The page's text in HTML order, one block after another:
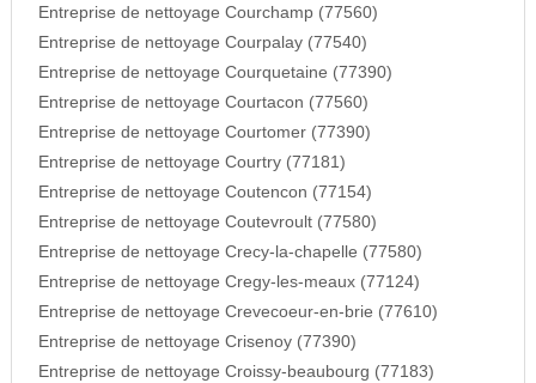
Entreprise de nettoyage Courchamp (77560)
Entreprise de nettoyage Courpalay (77540)
Entreprise de nettoyage Courquetaine (77390)
Entreprise de nettoyage Courtacon (77560)
Entreprise de nettoyage Courtomer (77390)
Entreprise de nettoyage Courtry (77181)
Entreprise de nettoyage Coutencon (77154)
Entreprise de nettoyage Coutevroult (77580)
Entreprise de nettoyage Crecy-la-chapelle (77580)
Entreprise de nettoyage Cregy-les-meaux (77124)
Entreprise de nettoyage Crevecoeur-en-brie (77610)
Entreprise de nettoyage Crisenoy (77390)
Entreprise de nettoyage Croissy-beaubourg (77183)